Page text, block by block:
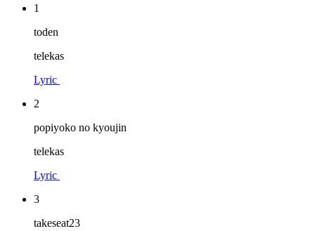
1
toden
telekas
Lyric
2
popiyoko no kyoujin
telekas
Lyric
3
takeseat23